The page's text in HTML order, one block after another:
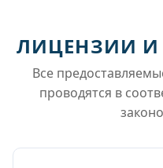
ЛИЦЕНЗИИ И
Все
проводятся в